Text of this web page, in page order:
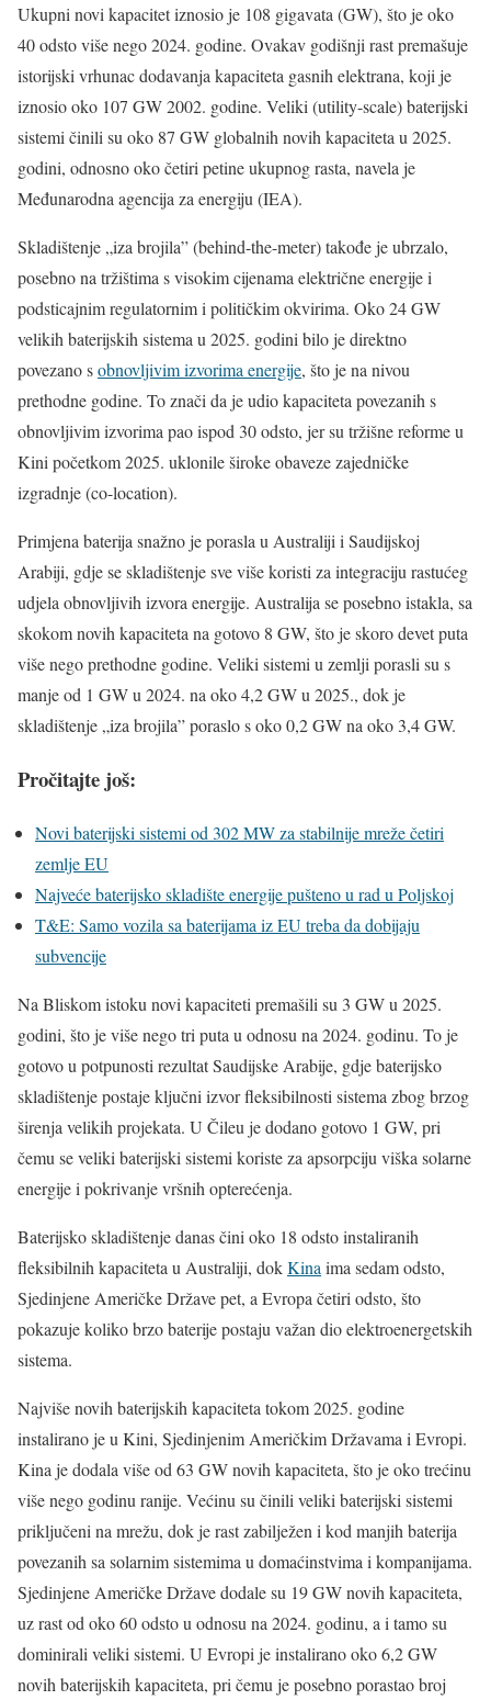
Ukupni novi kapacitet iznosio je 108 gigavata (GW), što je oko
40 odsto više nego 2024. godine. Ovakav godišnji rast premašuje
istorijski vrhunac dodavanja kapaciteta gasnih elektrana, koji je
iznosio oko 107 GW 2002. godine. Veliki (utility-scale) baterijski
sistemi činili su oko 87 GW globalnih novih kapaciteta u 2025.
godini, odnosno oko četiri petine ukupnog rasta, navela je
Međunarodna agencija za energiju (IEA).
Skladištenje „iza brojila” (behind-the-meter) takođe je ubrzalo,
posebno na tržištima s visokim cijenama električne energije i
podsticajnim regulatornim i političkim okvirima. Oko 24 GW
velikih baterijskih sistema u 2025. godini bilo je direktno
povezano sobnovljivim izvorima energije, što je na nivou
prethodne godine. To znači da je udio kapaciteta povezanih s
obnovljivim izvorima pao ispod 30 odsto, jer su tržišne reforme u
Kini početkom 2025. uklonile široke obaveze zajedničke
izgradnje (co-location).
Primjena baterija snažno je porasla u Australiji i Saudijskoj
Arabiji, gdje se skladištenje sve više koristi za integraciju rastućeg
udjela obnovljivih izvora energije. Australija se posebno istakla, sa
skokom novih kapaciteta na gotovo 8 GW, što je skoro devet puta
više nego prethodne godine. Veliki sistemi u zemlji porasli su s
manje od 1 GW u 2024. na oko 4,2 GW u 2025., dok je
skladištenje „iza brojila” poraslo s oko 0,2 GW na oko 3,4 GW.
Pročitajte još:
Novi baterijski sistemi od 302 MW za stabilnije mreže četiri
zemlje EU
Najveće baterijsko skladište energije pušteno u rad u Poljskoj
T&E: Samo vozila sa baterijama iz EU treba da dobijaju
subvencije
Na Bliskom istoku novi kapaciteti premašili su 3 GW u 2025.
godini, što je više nego tri puta u odnosu na 2024. godinu. To je
gotovo u potpunosti rezultat Saudijske Arabije, gdje baterijsko
skladištenje postaje ključni izvor fleksibilnosti sistema zbog brzog
širenja velikih projekata. U Čileu je dodano gotovo 1 GW, pri
čemu se veliki baterijski sistemi koriste za apsorpciju viška solarne
energije i pokrivanje vršnih opterećenja.
Baterijsko skladištenje danas čini oko 18 odsto instaliranih
fleksibilnih kapaciteta u Australiji, dokKina ima sedam odsto,
Sjedinjene Američke Države pet, a Evropa četiri odsto, što
pokazuje koliko brzo baterije postaju važan dio elektroenergetskih
sistema.
Najviše novih baterijskih kapaciteta tokom 2025. godine
instalirano je u Kini, Sjedinjenim Američkim Državama i Evropi.
Kina je dodala više od 63 GW novih kapaciteta, što je oko trećinu
više nego godinu ranije. Većinu su činili veliki baterijski sistemi
priključeni na mrežu, dok je rast zabilježen i kod manjih baterija
povezanih sa solarnim sistemima u domaćinstvima i kompanijama.
Sjedinjene Američke Države dodale su 19 GW novih kapaciteta,
uz rast od oko 60 odsto u odnosu na 2024. godinu, a i tamo su
dominirali veliki sistemi. U Evropi je instalirano oko 6,2 GW
novih baterijskih kapaciteta, pri čemu je posebno porastao broj